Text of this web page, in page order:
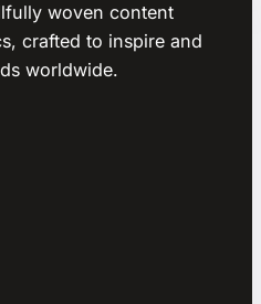
woven content
crafted to inspire and
worldwide.